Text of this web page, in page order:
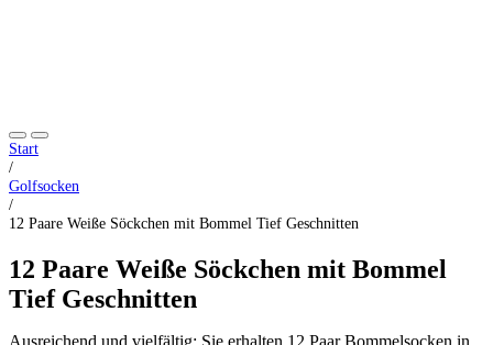
Start
/
Golfsocken
/
12 Paare Weiße Söckchen mit Bommel Tief Geschnitten
12 Paare Weiße Söckchen mit Bommel
Tief Geschnitten
Ausreichend und vielfältig: Sie erhalten 12 Paar Bommelsocken in